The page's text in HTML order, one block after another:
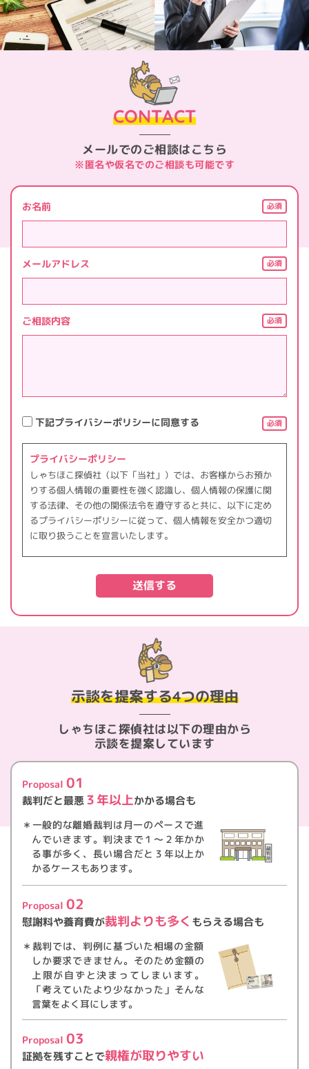
CONTACT
メールでのご相談はこちら
※匿名や仮名でのご相談も可能です
お名前 必須
メールアドレス 必須
ご相談内容 必須
下記プライバシーポリシーに同意する 必須
プライバシーポリシー
しゃちほこ探偵社（以下「当社」）では、お客様からお預か
りする個人情報の重要性を強く認識し、個人情報の保護に関
する法律、その他の関係法令を遵守すると共に、以下に定め
るプライバシーポリシーに従って、個人情報を安全かつ適切
に取り扱うことを宣言いたします。
お客様からお預かりした個人情報は、不正アクセス、紛失、
漏えい等が起こらないよう、慎重かつ適切に管理します。
【個人情報の利用目的】
お客さまからお預かりした個人情報は、当社からのご連絡や
業務のご案内やご質問に対する回答として、電子メールや資
料のご送付に利用いたします。
【個人情報の第三者提供】
お客様からお預かりした個人情報を、個人情報保護法その他
の法令に基づき開示が認められる場合を除き、ご本人様の同
意を得ずに第三者に提供することはありません。
【個人情報の開示・訂正・削除について】
お客様からお預かりした個人情報の開示・訂正・削除をご希
認を行った後、速やかに対応させていただきます。
【本ポリシーの変更】
当社は、法令の制定、改正等により、本ポリシーを適宜見直
は、変更後の本ポリシーが当社に掲載された時点、またはそ
の他の方法により変更後の本ポリシーが閲覧可能となった時
【セキュリティーについて】
当社では、SSL（Secure Sockets Layer）暗号化技術を用い
て、お客様の情報が送信される際の通信を暗号化しておりま
【お問い合わせ】
しゃちほこ探偵社 滋賀 格安
示談を提案する4つの理由
しゃちほこ探偵社は以下の理由から
示談を提案しています
Proposal 01
裁判だと最悪３年以上かかる場合も
＊一般的な離婚裁判は月一のペースで進
んでいきます。判決まで１～２年かか
る事が多く、長い場合だと３年以上か
かるケースもあります。
Proposal 02
慰謝料や養育費が裁判よりも多く もらえる場合も
＊裁判では、判例に基づいた相場の金額
しか要求できません。そのため金額の
上限が自ずと決まってしまいます。
「考えていたより少なかった」そんな
言葉をよく耳にします。
Proposal 03
証拠を残すことで親権が取りやすい